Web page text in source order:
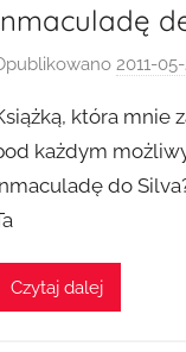
2011-
która mnie
każdym
do
Czytaj dalej